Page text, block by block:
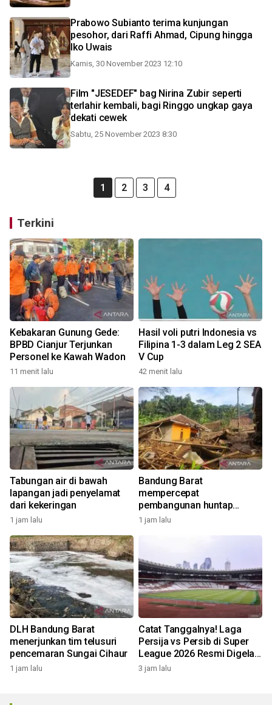
Prabowo Subianto terima kunjungan
pesohor, dari Raffi Ahmad, Cipung hingga
Iko Uwais
Kamis, 30 November 2023 12:10
Film "JESEDEF" bag Nirina Zubir seperti
terlahir kembali, bagi Ringgo ungkap gaya
dekati cewek
Sabtu, 25 November 2023 8:30
1 2 3 4
Terkini
Kebakaran Gunung Gede:
BPBD Cianjur Terjunkan
Personel ke Kawah Wadon
11 menit lalu
Hasil voli putri Indonesia vs
Filipina 1-3 dalam Leg 2 SEA
V Cup
42 menit lalu
Tabungan air di bawah
lapangan jadi penyelamat
dari kekeringan
1 jam lalu
Bandung Barat
mempercepat
pembangunan huntap
korban longsor Cipongkor
1 jam lalu
DLH Bandung Barat
menerjunkan tim telusuri
pencemaran Sungai Cihaur
1 jam lalu
Catat Tanggalnya! Laga
Persija vs Persib di Super
League 2026 Resmi Digelar
di GBK
3 jam lalu